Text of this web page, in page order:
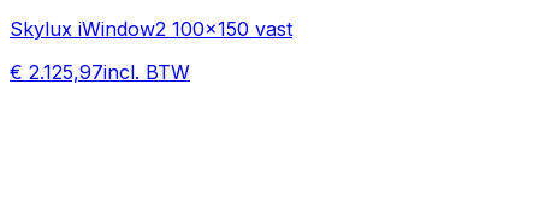
Skylux iWindow2 100x150 vast
€ 2.125,97incl. BTW